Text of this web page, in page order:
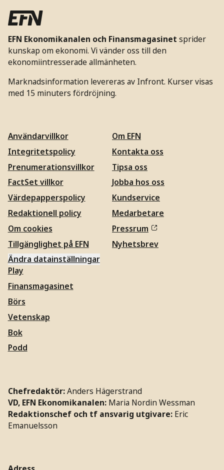
EFN Ekonomikanalen och Finansmagasinet sprider
kunskap om ekonomi. Vi vänder oss till den
ekonomiintresserade allmänheten.
Marknadsinformation levereras av Infront. Kurser visas
med 15 minuters fördröjning.
Användarvillkor
Integritetspolicy
Prenumerationsvillkor
FactSet villkor
Värdepapperspolicy
Redaktionell policy
Om cookies
Tillgänglighet på EFN
Ändra datainställningar
Om EFN
Kontakta oss
Tipsa oss
Jobba hos oss
Kundservice
Medarbetare
Pressrum
Nyhetsbrev
Play
Finansmagasinet
Börs
Vetenskap
Bok
Podd
Chefredaktör:Anders Hägerstrand
VD, EFN Ekonomikanalen: Maria Nordin Wessman
Redaktionschef och tf ansvarig utgivare: Eric
Emanuelsson